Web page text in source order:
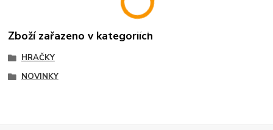
Zboží zařazeno v kategoriích
HRAČKY
NOVINKY